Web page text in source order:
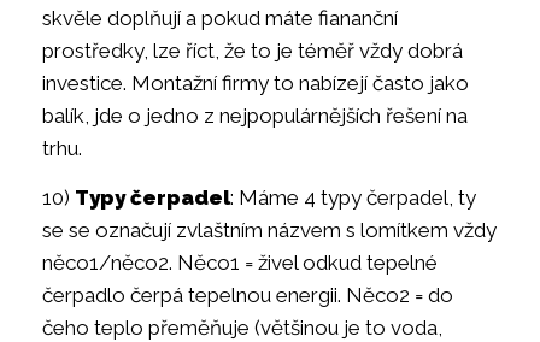
skvěle doplňují a pokud máte fiananční
prostředky, lze říct, že to je téměř vždy dobrá
investice. Montažní firmy to nabízejí často jako
balík, jde o jedno z nejpopulárnějších řešení na
trhu.
10) Typy čerpadel: Máme 4 typy čerpadel, ty
se se označují zvlaštním názvem s lomítkem vždy
něco1/něco2. Něco1 = živel odkud tepelné
čerpadlo čerpá tepelnou energii. Něco2 = do
čeho teplo přeměňuje (většinou je to voda,